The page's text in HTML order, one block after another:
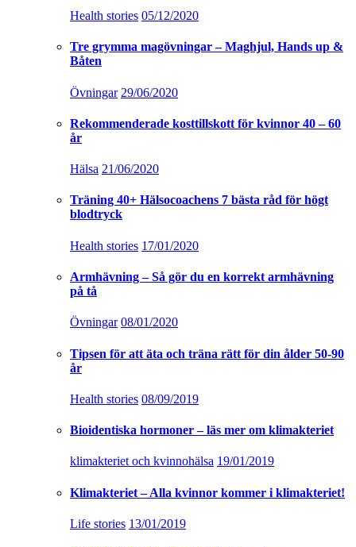
Health stories 05/12/2020
Tre grymma magövningar – Maghjul, Hands up &
Båten
Övningar 29/06/2020
Rekommenderade kosttillskott för kvinnor 40 – 60
år
Hälsa 21/06/2020
Träning 40+ Hälsocoachens 7 bästa råd för högt
blodtryck
Health stories 17/01/2020
Armhävning – Så gör du en korrekt armhävning
på tå
Övningar 08/01/2020
Tipsen för att äta och träna rätt för din ålder 50-90
år
Health stories 08/09/2019
Bioidentiska hormoner – läs mer om klimakteriet
klimakteriet och kvinnohälsa 19/01/2019
Klimakteriet – Alla kvinnor kommer i klimakteriet!
Life stories 13/01/2019